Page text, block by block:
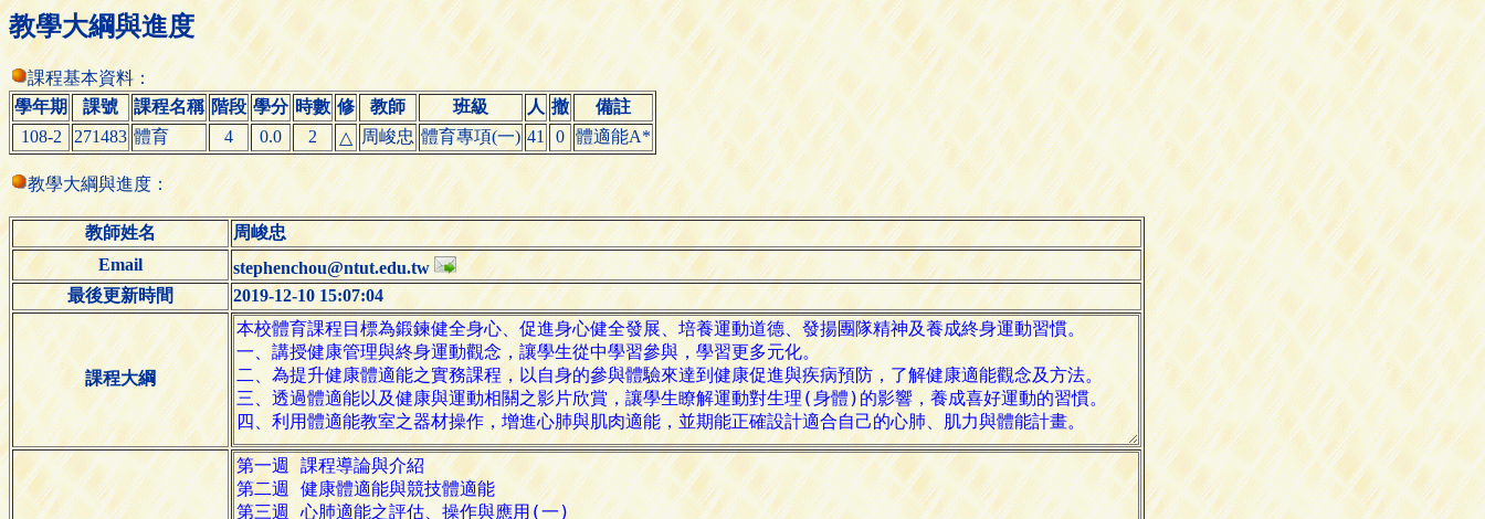
教學大綱與進度
課程基本資料：
學年期
課號 課程名稱 階段 學分 時數 修 教師 班級 人 撤
備註
108-2
271483 體育 4 0.0 2 △ 周峻忠 體育專項(一) 41 0 體適能A*
教學大綱與進度：
教師姓名
周峻忠
Email
stephenchou@ntut.edu.tw
最後更新時間
2019-12-10 15:07:04
課程大綱